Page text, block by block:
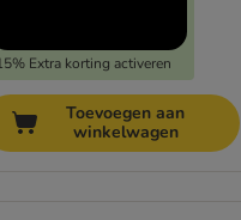
Extra korting activeren
Toevoegen aan
winkelwagen